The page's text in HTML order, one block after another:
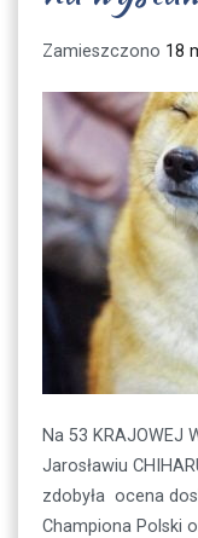
Zamieszczono 18
Na 53 KRAJOWEJ
Jarosławiu
zdobyła ocena
Championa Polski